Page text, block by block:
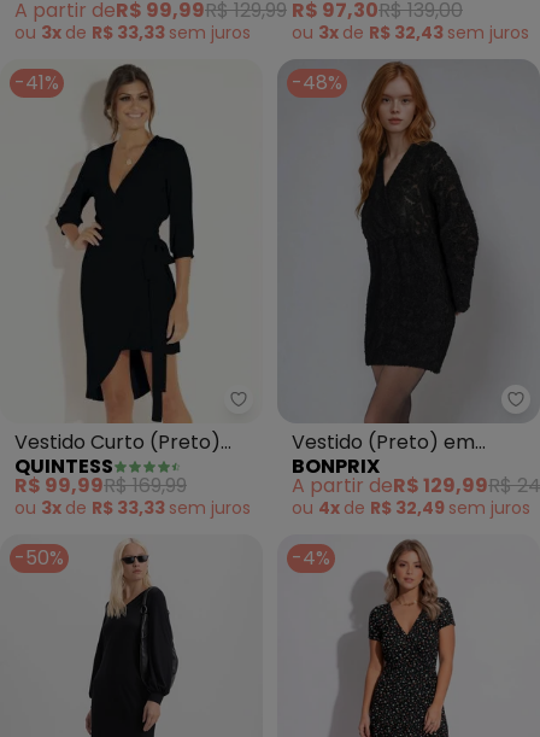
A partir deR$ 99,99R$ 129,99
ou 3x de R$ 33,33 sem juros
R$ 97,30R$ 139,00
ou 3x de R$ 32,43 sem juros
-41%
Quintess - Vestido Curto
Vestido Curto (Preto)
com Sobreposição
Removível
QUINTESS
R$ 99,99R$ 169,99
ou 3x de R$ 33,33 sem juros
-48%
Vestido (Preto) em
Chiffon Devorê Desfiado
BONPRIX
A partir deR$ 129,99R$
ou 4x de R$ 32,49 sem juros
-50% -4%